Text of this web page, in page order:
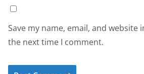
Save my name, email, and
the next time I comment.